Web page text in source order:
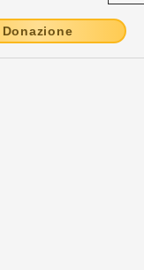
Donazione